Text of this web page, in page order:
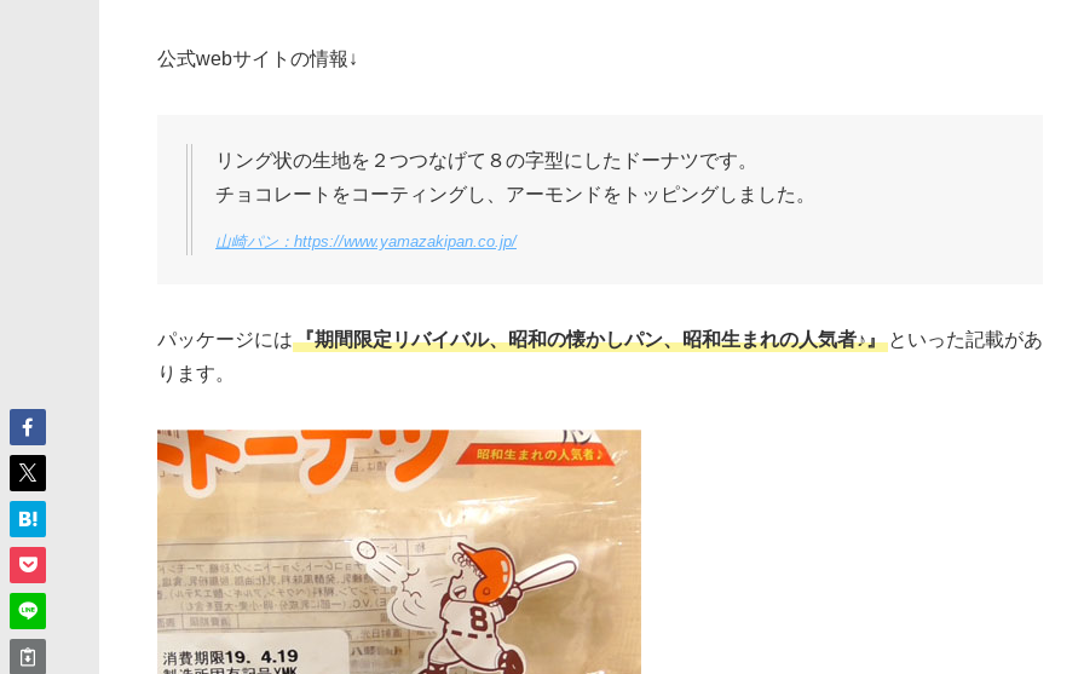
公式webサイトの情報↓
リング状の生地を２つつなげて８の字型にしたドーナツです。
チョコレートをコーティングし、アーモンドをトッピングしました。
山崎パン：https://www.yamazakipan.co.jp/
パッケージには『期間限定リバイバル、昭和の懐かしパン、昭和生まれの人気者♪』 といった記載があ
ります。